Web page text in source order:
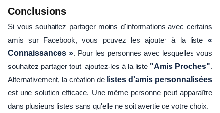
Conclusions
Si vous souhaitez partager moins d'informations avec certains
amis sur Facebook, vous pouvez les ajouter à la liste «
Connaissances ». Pour les personnes avec lesquelles vous
souhaitez partager tout, ajoutez-les à la liste "Amis Proches".
Alternativement, la création de listes d'amis personnalisées
est une solution efficace. Une même personne peut apparaître
dans plusieurs listes sans qu'elle ne soit avertie de votre choix.